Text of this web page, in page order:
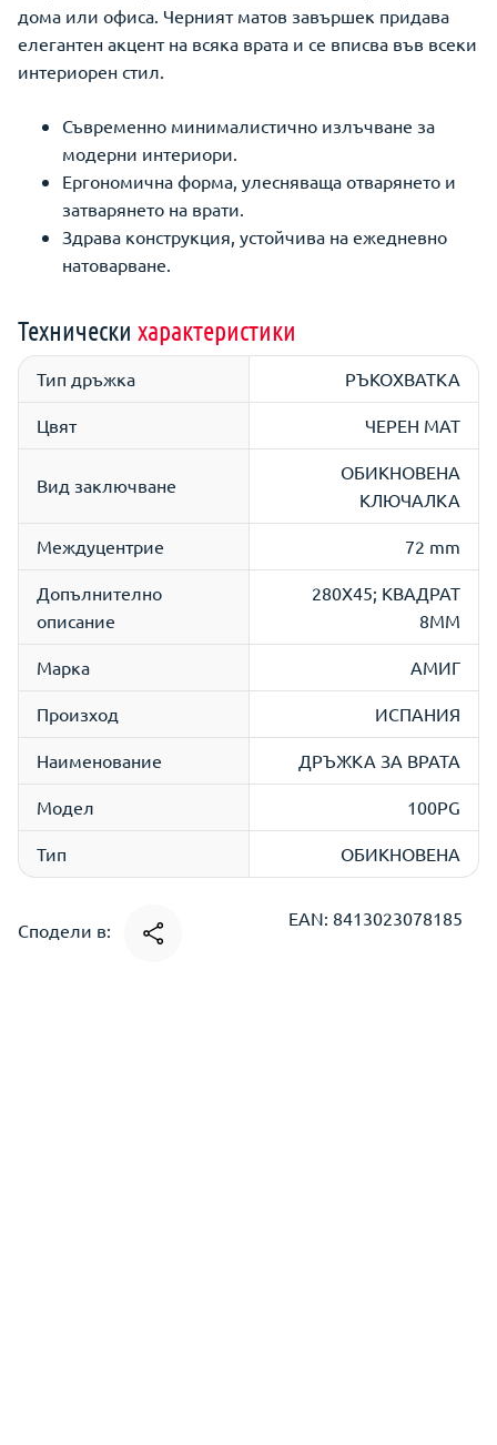
дома или офиса. Черният матов завършек придава
елегантен акцент на всяка врата и се вписва във всеки
интериорен стил.
Съвременно минималистично излъчване за
модерни интериори.
Ергономична форма, улесняваща отварянето и
затварянето на врати.
Здрава конструкция, устойчива на ежедневно
натоварване.
Технически характеристики
Тип дръжка РЪКОХВАТКА
Цвят ЧЕРЕН МАТ
Вид заключване
ОБИКНОВЕНА
КЛЮЧАЛКА
Междуцентрие 72 mm
Допълнително
описание
280X45; КВАДРАТ
8ММ
Марка АМИГ
Произход ИСПАНИЯ
Наименование ДРЪЖКА ЗА ВРАТА
Модел 100PG
Тип ОБИКНОВЕНА
Сподели в:
EAN: 8413023078185